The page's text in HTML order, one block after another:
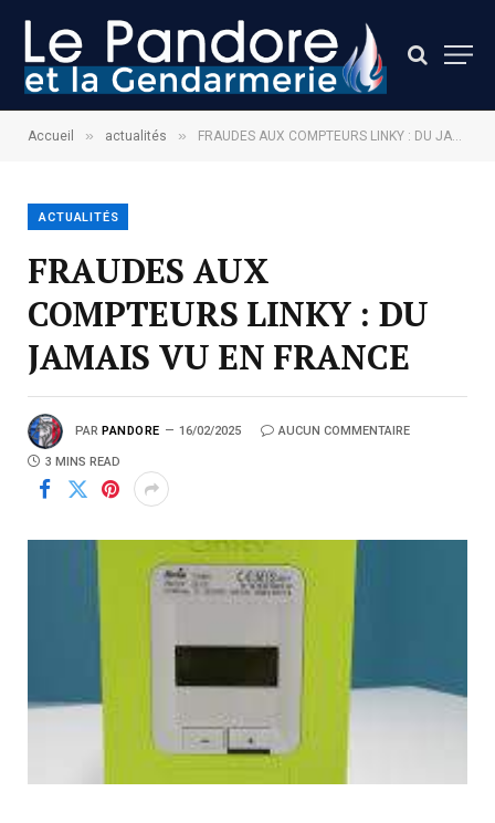
Accueil » actualités » FRAUDES AUX COMPTEURS LINKY : DU JAMAIS VU EN FRANCE
ACTUALITÉS
FRAUDES AUX
COMPTEURS LINKY : DU
JAMAIS VU EN FRANCE
PAR PANDORE 16/02/2025 AUCUN COMMENTAIRE
3 MINS READ